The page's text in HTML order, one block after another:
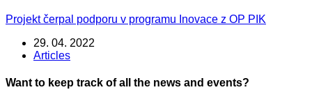
Projekt čerpal podporu v programu Inovace z OP PIK
29. 04. 2022
Articles
Want to keep track of all the news and events?